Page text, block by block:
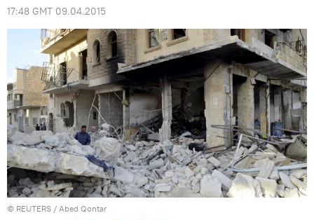
17:48 GMT 09.04.2015
© REUTERS / Abed Qontar